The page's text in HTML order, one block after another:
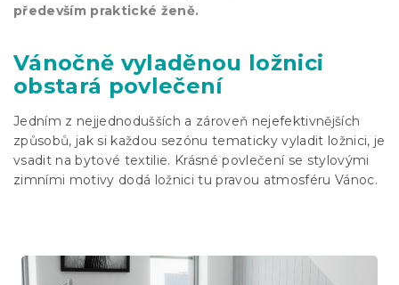
především praktické ženě.
Vánočně vyladěnou ložnici
obstará povlečení
Jedním z nejjednodušších a zároveň nejefektivnějších
způsobů, jak si každou sezónu tematicky vyladit ložnici, je
vsadit na bytové textilie. Krásné povlečení se stylovými
zimními motivy dodá ložnici tu pravou atmosféru Vánoc.